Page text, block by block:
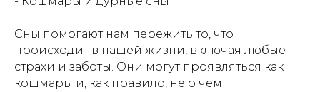
Сны помогают нам пережить то, что
происходит в нашей жизни, включая любые
страхи и заботы. Они могут проявляться как
кошмары и, как правило, не о чем